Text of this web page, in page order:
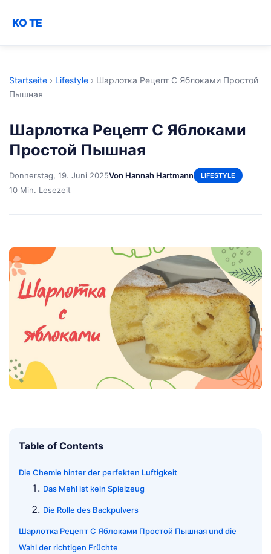
KO TE
Startseite › Lifestyle › Шарлотка Рецепт С Яблоками Простой
Пышная
Шарлотка Рецепт С Яблоками
Простой Пышная
Donnerstag, 19. Juni 2025Von Hannah Hartmann LIFESTYLE
10 Min. Lesezeit
Table of Contents
Die Chemie hinter der perfekten Luftigkeit
Das Mehl ist kein Spielzeug
Die Rolle des Backpulvers
Шарлотка Рецепт С Яблоками Простой Пышная und die
Wahl der richtigen Früchte